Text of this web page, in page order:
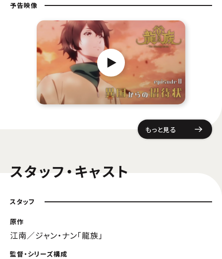
予告映像
もっと見る
スタッフ・キャスト
スタッフ
原作
江南／ジャン・ナン「龍族」
監督・シリーズ構成